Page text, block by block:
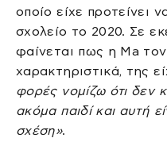
οποίο είχε προτείνει
σχολείο το 2020. Σε
φαίνεται πως η Ma
χαρακτηριστικά, της
φορές νομίζω ότι δεν
ακόμα παιδί και αυτή
σχέση».